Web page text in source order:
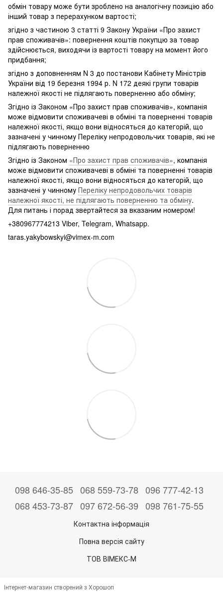
обмін товару може бути зроблено на аналогічну позицію або
інший товар з перерахунком вартості;
згідно з частиною 3 статті 9 Закону України «Про захист
прав споживачів»: повернення коштів покупцю за товар
здійснюється, виходячи із вартості товару на момент його
придбання;
згідно з доповненням N 3 до постанови Кабінету Міністрів
України від 19 березня 1994 р. N 172 деякі групи товарів
належної якості не підлягають поверненню або обміну;
Згідно із Законом «Про захист прав споживачів», компанія
може відмовити споживачеві в обміні та поверненні товарів
належної якості, якщо вони відносяться до категорій, що
зазначені у чинному Переліку непродовольчих товарів, які не
підлягають поверненню
Згідно із Законом «Про захист прав споживачів», компанія
може відмовити споживачеві в обміні та поверненні товарів
належної якості, якщо вони відносяться до категорій, що
зазначені у чинному Переліку непродовольчих товарів
належної якості, не підлягають поверненню та обміну.
Для питань і порад звертайтеся за вказаним номером!
+380967774213 Viber, Telegram, Whatsapp.
taras.yakybowskyi@vimex-m.com
098 646-35-85 068 559-73-78 096 777-42-13
068 453-73-87 097 672-56-39 098 761-75-55
Контактна інформація
Повна версія сайту
ТОВ ВІМЕКС-М
Інтернет-магазин створений з Хорошоп